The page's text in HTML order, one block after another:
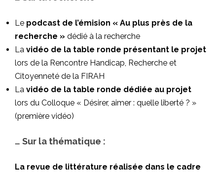
Le podcast de l’émision « Au plus près de la
recherche » dédié à la recherche
La vidéo de la table ronde présentant le projet
lors de la Rencontre Handicap, Recherche et
Citoyenneté de la FIRAH
La vidéo de la table ronde dédiée au projet
lors du Colloque « Désirer, aimer : quelle liberté ? »
(première vidéo)
… Sur la thématique :
La revue de littérature réalisée dans le cadre